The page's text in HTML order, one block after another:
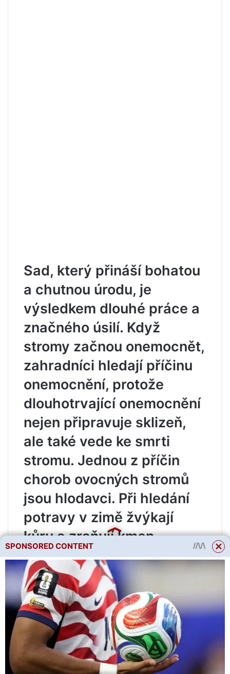
Sad, který přináší bohatou
a chutnou úrodu, je
výsledkem dlouhé práce a
značného úsilí. Když
stromy začnou onemocnět,
zahradníci hledají příčinu
onemocnění, protože
dlouhotrvající onemocnění
nejen připravuje sklizeň,
ale také vede ke smrti
stromu. Jednou z příčin
chorob ovocných stromů
jsou hlodavci. Při hledání
potravy v zimě žvýkají
kůru a zraňují kmen
stromu. Úroda se stává
proti mrazu bezbrannou,
větve zmrznou a dovnitř
stromu se dostanou
bakterie a larvy hmyzu.
Které ovocné stromy jsou
ohroženy?
SPONSORED CONTENT